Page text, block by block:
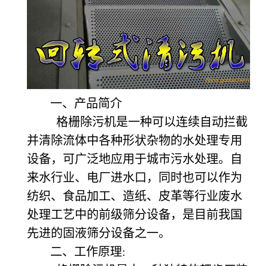
一、产品简介
格栅除污机是一种可以连续自动拦截
并清除流体中各种形状杂物的水处理专用
设备，可广泛地应用于城市污水处理。自
来水行业、电厂进水口，同时也可以作为
纺织、食品加工、造纸、皮革等行业废水
处理工艺中的前级筛分设备，是目前我国
先进的固液筛分设备之一。
二、工作原理: